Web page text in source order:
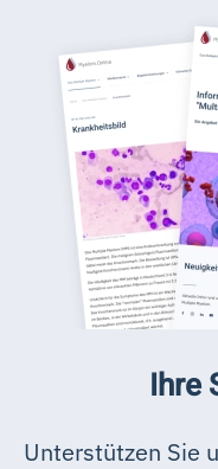
Ihre
Unterstützen Sie